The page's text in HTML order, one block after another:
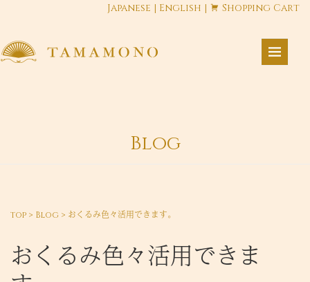
Japanese | English | Shopping Cart
Blog
top > Blog > おくるみ色々活用できます。
おくるみ色々活用できま